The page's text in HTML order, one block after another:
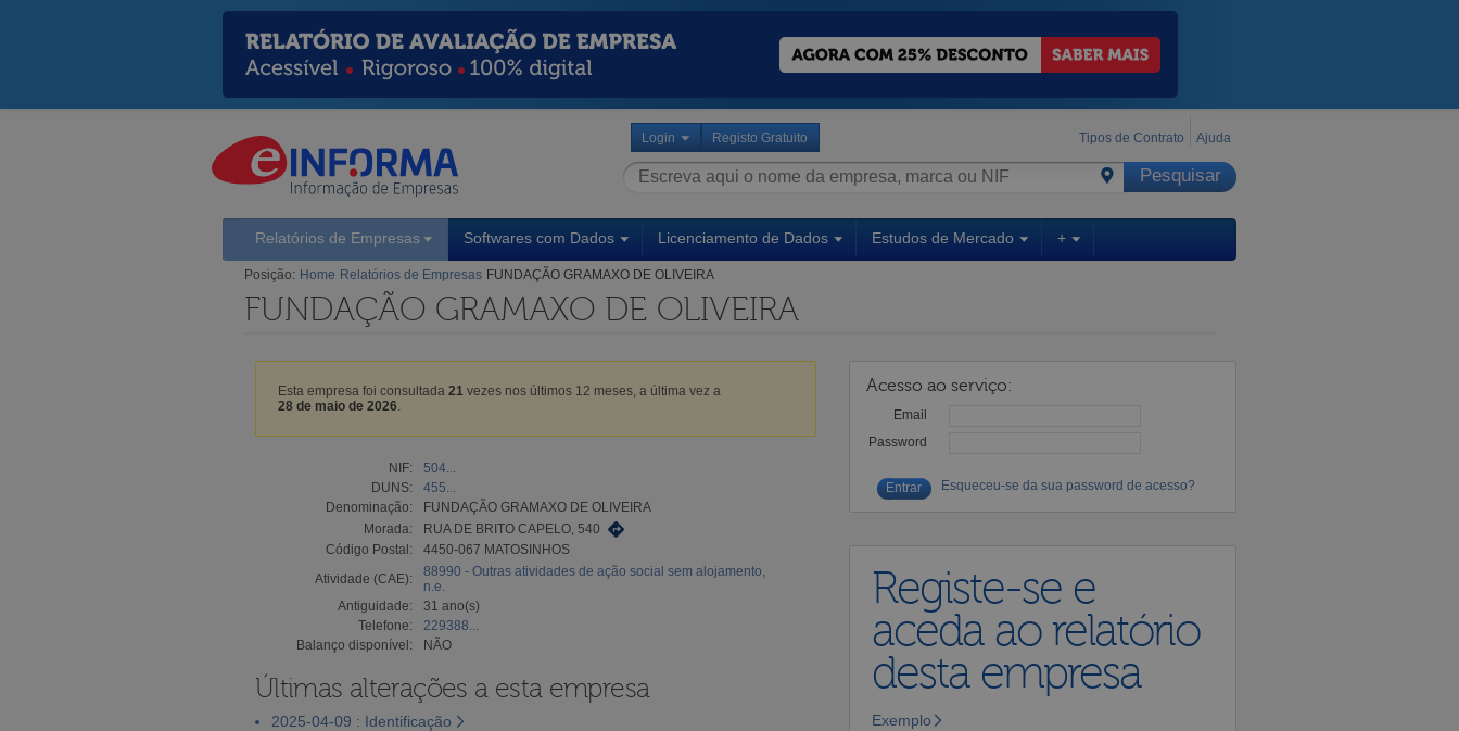
Login Registo Gratuito Tipos de Contrato Ajuda
Relatórios de Empresas Softwares com Dados Licenciamento de Dados Estudos de Mercado +
Posição: Home Relatórios de Empresas FUNDAÇÃO GRAMAXO DE OLIVEIRA
FUNDAÇÃO GRAMAXO DE OLIVEIRA
Esta empresa foi consultada 21 vezes nos últimos 12 meses, a última vez a
28 de maio de 2026
NIF:
504...
DUNS:
455...
Denominação:
FUNDAÇÃO GRAMAXO DE OLIVEIRA
Morada:
RUA DE BRITO CAPELO, 540
Código Postal:
4450-067 MATOSINHOS
Atividade (CAE):
88990 - Outras atividades de ação social sem alojamento,
n.e.
Antiguidade:
31 ano(s)
Telefone:
229388...
Balanço disponível:
NÃO
Últimas alterações a esta empresa
2025-04-09 : Identificação
Acesso ao serviço:
Email
Password
Esqueceu-se da sua password de acesso?
Registe-se e
aceda ao relatório
desta empresa
Exemplo